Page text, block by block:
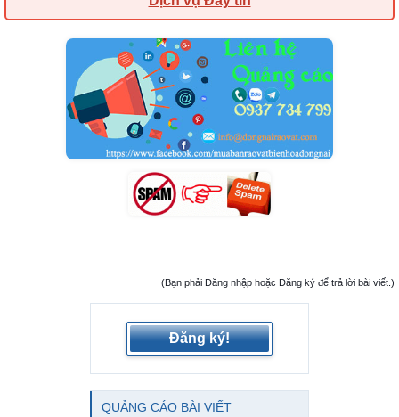
(Bạn phải Đăng nhập hoặc Đăng ký để trả lời bài viết.)
Đăng ký!
QUẢNG CÁO BÀI VIẾT